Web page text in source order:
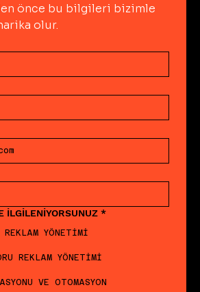
önce bu bilgileri bizimle
olur.
İLGİLENİYORSUNUZ *
REKLAM YÖNETİMİ
REKLAM YÖNETİMİ
VE OTOMASYON